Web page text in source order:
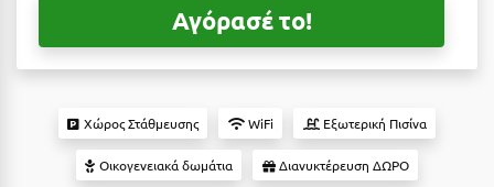
Ενοικιαζόμενα Δωμάτια
Διαμερίσματα
Boutique Hotels
Αγόρασέ το!
Χώρος Στάθμευσης WiFi Εξωτερική Πισίνα
Οικογενειακά δωμάτια Διανυκτέρευση ΔΩΡΟ